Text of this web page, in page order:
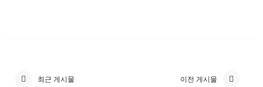
최근 게시물 이전 게시물